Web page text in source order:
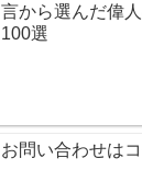
言から選んだ偉
100選
お問い合わせは